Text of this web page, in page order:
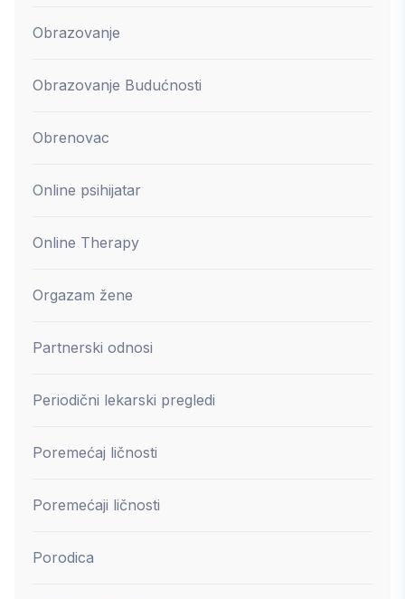
Obrazovanje
Obrazovanje Budućnosti
Obrenovac
Online psihijatar
Online Therapy
Orgazam žene
Partnerski odnosi
Periodični lekarski pregledi
Poremećaj ličnosti
Poremećaji ličnosti
Porodica